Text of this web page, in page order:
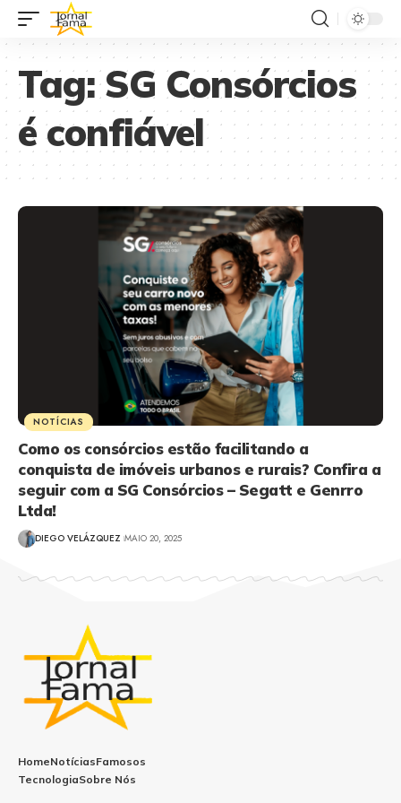
Tag:SG Consórcios
é confiável
NOTÍCIAS
Como os consórcios estão facilitando a
conquista de imóveis urbanos e rurais? Confira a
seguir com a SG Consórcios – Segatt e Genrro
Ltda!
DIEGO VELÁZQUEZ MAIO 20, 2025
HomeNotíciasFamosos
TecnologiaSobre Nós